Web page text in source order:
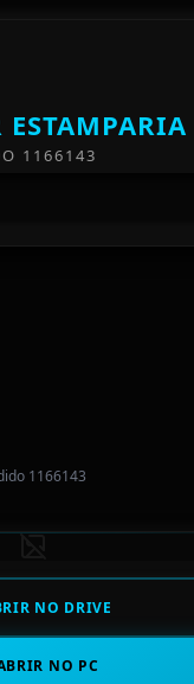
ESTAMPARIA
1166143
1166143
NO DRIVE
NO PC